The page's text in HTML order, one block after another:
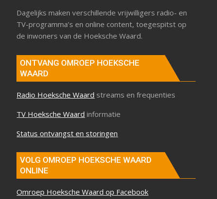
Dagelijks maken verschillende vrijwilligers radio- en
TV-programma’s en online content, toegespitst op
de inwoners van de Hoeksche Waard.
ONTVANG OMROEP HOEKSCHE
WAARD
Radio Hoeksche Waard streams en frequenties
TV Hoeksche Waard informatie
Status ontvangst en storingen
VOLG OMROEP HOEKSCHE WAARD
ONLINE
Omroep Hoeksche Waard op Facebook